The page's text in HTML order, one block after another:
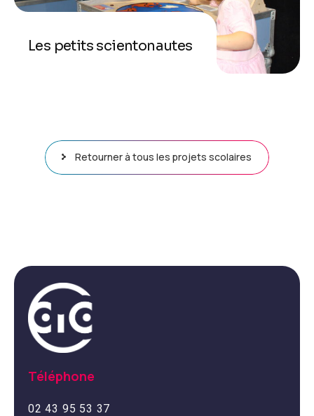
Les petits scientonautes
Retourner à tous les projets scolaires
Téléphone
02 43 95 53 37